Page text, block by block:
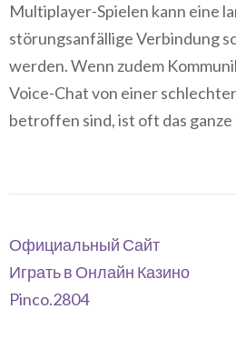
Multiplayer-Spielen kann eine
störungsanfällige Verbindung
werden. Wenn zudem
Voice-Chat von einer
betroffen sind, ist oft das
Navegación
de
entradas
Официальный Сайт
Играть в Онлайн Казино
Pinco.2804